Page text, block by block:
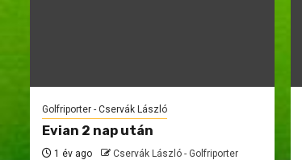
Golfriporter - Cservák László
Evian 2 nap után
1 év ago Cservák László - Golfriporter